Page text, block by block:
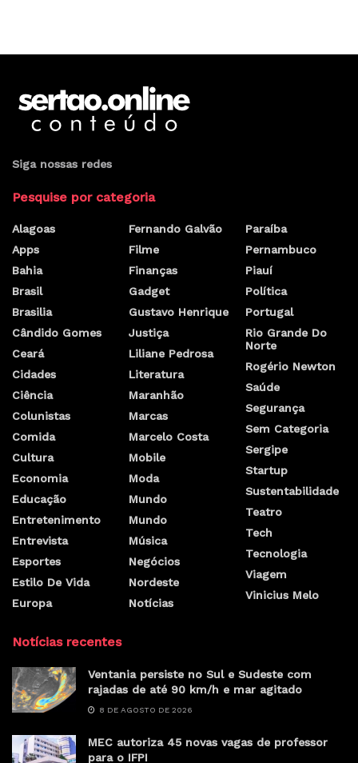
Siga nossas redes
Pesquise por categoria
Alagoas
Apps
Bahia
Brasil
Brasilia
Cândido Gomes
Ceará
Cidades
Ciência
Colunistas
Comida
Cultura
Economia
Educação
Entretenimento
Entrevista
Esportes
Estilo De Vida
Europa
Fernando Galvão
Filme
Finanças
Gadget
Gustavo Henrique
Justiça
Liliane Pedrosa
Literatura
Maranhão
Marcas
Marcelo Costa
Mobile
Moda
Mundo
Mundo
Música
Negócios
Nordeste
Notícias
Paraíba
Pernambuco
Piauí
Política
Portugal
Rio Grande Do
Norte
Rogério Newton
Saúde
Segurança
Sem Categoria
Sergipe
Startup
Sustentabilidade
Teatro
Tech
Tecnologia
Viagem
Vinicius Melo
Notícias recentes
Ventania persiste no Sul e Sudeste com
rajadas de até 90 km/h e mar agitado
8 DE AGOSTO DE 2026
MEC autoriza 45 novas vagas de professor
para o IFPI